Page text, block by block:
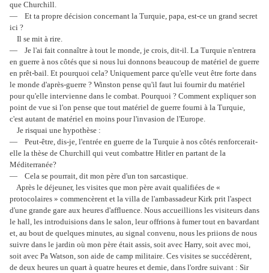
que Churchill.
— Et ta propre décision concernant la Turquie, papa, est-ce un grand secret
ici ?
Il se mit à rire.
— Je l'ai fait connaître à tout le monde, je crois, dit-il. La Turquie n'entrera
en guerre à nos côtés que si nous lui donnons beaucoup de matériel de guerre
en prêt-bail. Et pourquoi cela? Uniquement parce qu'elle veut être forte dans
le monde d'après-guerre ? Winston pense qu'il faut lui fournir du matériel
pour qu'elle intervienne dans le combat. Pourquoi ? Comment expliquer son
point de vue si l'on pense que tout matériel de guerre fourni à la Turquie,
c'est autant de matériel en moins pour l'invasion de l'Europe.
Je risquai une hypothèse :
— Peut-être, dis-je, l'entrée en guerre de la Turquie à nos côtés renforcerait-
elle la thèse de Churchill qui veut combattre Hitler en partant de la
Méditerranée?
— Cela se pourrait, dit mon père d'un ton sarcastique.
Après le déjeuner, les visites que mon père avait qualifiées de «
protocolaires » commencèrent et la villa de l'ambassadeur Kirk prit l'aspect
d'une grande gare aux heures d'affluence. Nous accueillions les visiteurs dans
le hall, les introduisions dans le salon, leur offrions à fumer tout en bavardant
et, au bout de quelques minutes, au signal convenu, nous les priions de nous
suivre dans le jardin où mon père était assis, soit avec Harry, soit avec moi,
soit avec Pa Watson, son aide de camp militaire. Ces visites se succédèrent,
de deux heures un quart à quatre heures et demie, dans l'ordre suivant : Sir